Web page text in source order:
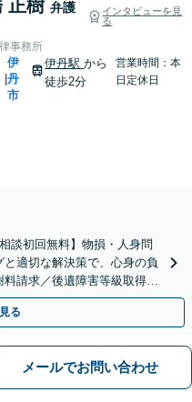
正樹 弁護
インタビューを見
る
事務所
伊
丹
市
伊丹駅から
徒歩2分
営業時間：本
日定休日
談初回無料】物損・人身問
適切な解決策で、心身の負
請求／後遺障害等級取得な
可】
る
メールでお問い合わせ